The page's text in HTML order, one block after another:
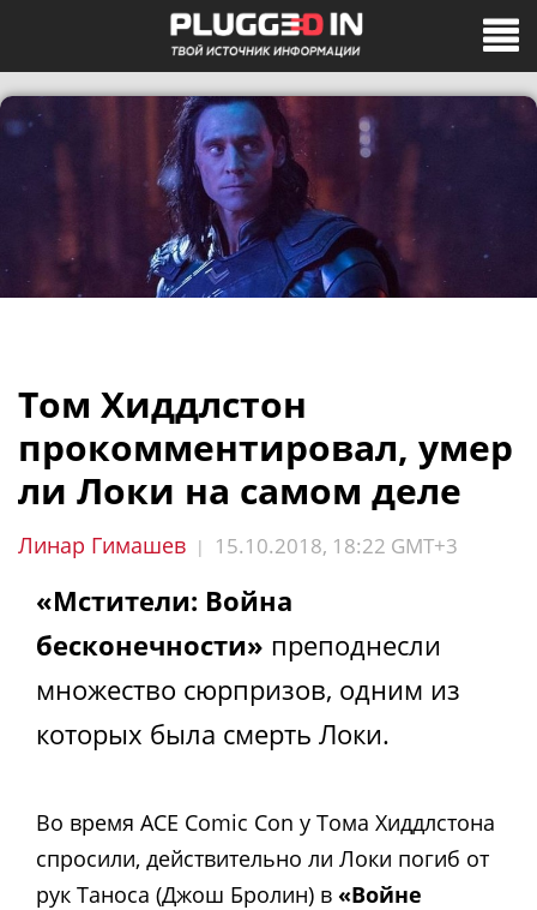
Том Хиддлстон
прокомментировал, умер
ли Локи на самом деле
Линар Гимашев | 15.10.2018, 18:22 GMT+3
«Мстители: Война
бесконечности» преподнесли
множество сюрпризов, одним из
которых была смерть Локи.
Во время ACE Comic Con у Тома Хиддлстона
спросили, действительно ли Локи погиб от
рук Таноса (Джош Бролин) в «Войне